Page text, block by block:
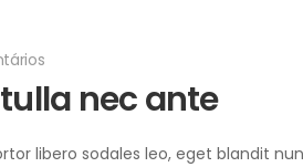
nec ante
libero sodales leo, eget blandit